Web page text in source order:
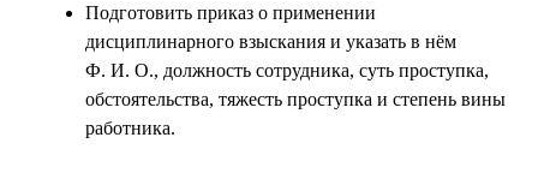
Подготовить приказ о применении
дисциплинарного взыскания и указать в нём
Ф. И. О., должность сотрудника, суть проступка,
обстоятельства, тяжесть проступка и степень вины
работника.